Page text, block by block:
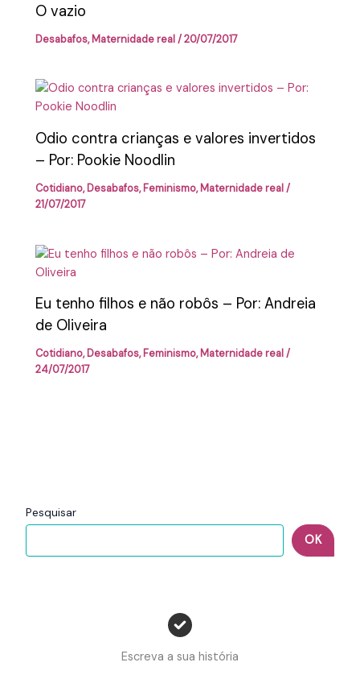
Pesquisar
OK
Escreva a sua história
O vazio
Desabafos,Maternidade real/20/07/2017
Odio contra crianças e valores invertidos
– Por: Pookie Noodlin
Cotidiano,Desabafos,Feminismo,Maternidade real/
21/07/2017
Eu tenho filhos e não robôs – Por: Andreia
de Oliveira
Cotidiano,Desabafos,Feminismo,Maternidade real/
24/07/2017